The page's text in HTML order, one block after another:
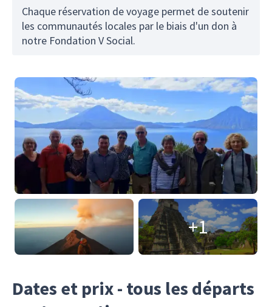
Chaque réservation de voyage permet de soutenir
les communautés locales par le biais d'un don à
notre Fondation V Social.
+1
Dates et prix - tous les départs